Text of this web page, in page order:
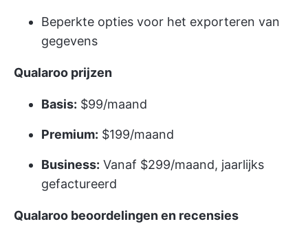
Beperkte opties voor het exporteren van
gegevens
Qualaroo prijzen
Basis: $99/maand
Premium: $199/maand
Business: Vanaf $299/maand, jaarlijks
gefactureerd
Qualaroo beoordelingen en recensies